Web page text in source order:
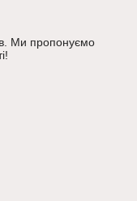
Ми пропонуємо